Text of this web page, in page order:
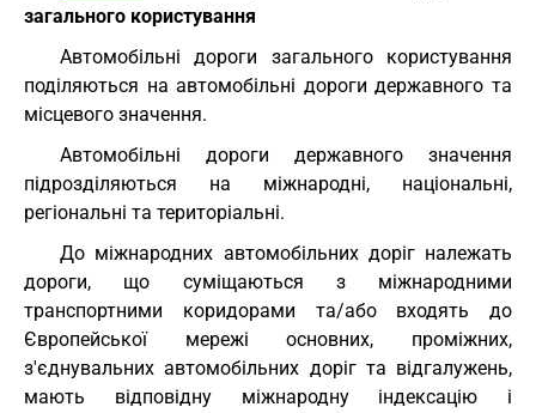
загального користування
Автомобільні дороги загального користування
поділяються на автомобільні дороги державного та
місцевого значення.
Автомобільні дороги державного значення
підрозділяються на міжнародні, національні,
регіональні та територіальні.
До міжнародних автомобільних доріг належать
дороги, що суміщаються з міжнародними
транспортними коридорами та/або входять до
Європейської мережі основних, проміжних,
з'єднувальних автомобільних доріг та відгалужень,
мають відповідну міжнародну індексацію і